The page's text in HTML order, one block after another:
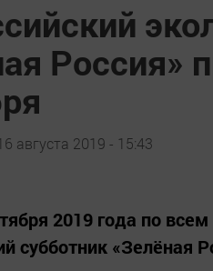
Россия»
августа 2019 - 15:43
2019 года по
субботник «Зелёная